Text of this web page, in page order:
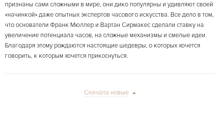
признаны сами сложными в мире, они дико популярны и удивляют своей
«начинкой» даже опытных экспертов часового искусства. Все дело в том,
что основатели Франк Мюллер и Вартан Сирмакес сделали ставку на
увеличение потенциала часов, на сложные механизмы и смелые идеи.
Благодаря этому рождаются настоящие шедевры, о которых хочется
говорить, к которым хочется прикоснуться.
Сначала новые